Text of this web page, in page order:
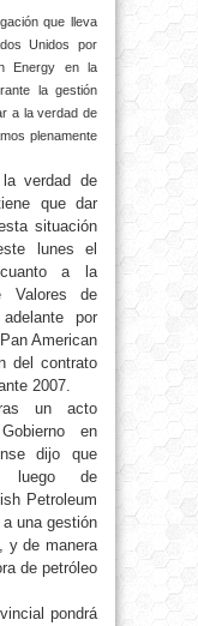
que lleva
Unidos por
Energy en la
la gestión
a la verdad de
plenamente
verdad de
que dar
situación
lunes el
a la
Valores de
por
American
del contrato
2007.
un acto
en
dijo que
luego de
Petroleum
una gestión
y de manera
de petróleo
pondrá